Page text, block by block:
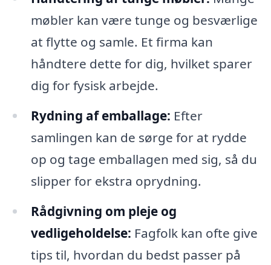
møbler kan være tunge og besværlige
at flytte og samle. Et firma kan
håndtere dette for dig, hvilket sparer
dig for fysisk arbejde.
Rydning af emballage: Efter
samlingen kan de sørge for at rydde
op og tage emballagen med sig, så du
slipper for ekstra oprydning.
Rådgivning om pleje og
vedligeholdelse: Fagfolk kan ofte give
tips til, hvordan du bedst passer på